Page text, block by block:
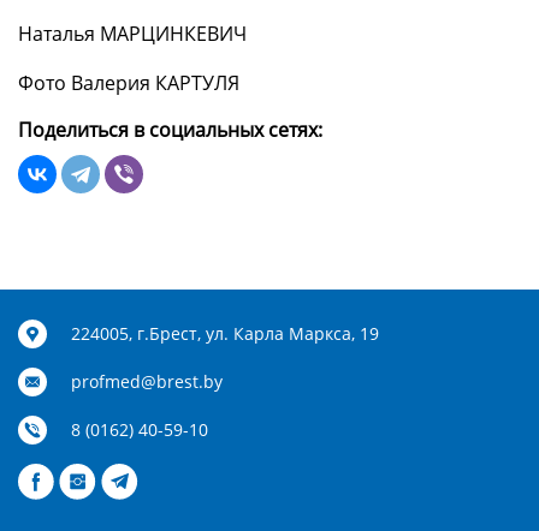
Наталья МАРЦИНКЕВИЧ
Фото Валерия КАРТУЛЯ
Поделиться в социальных сетях:
224005, г.Брест, ул. Карла Маркса, 19
profmed@brest.by
8 (0162) 40-59-10